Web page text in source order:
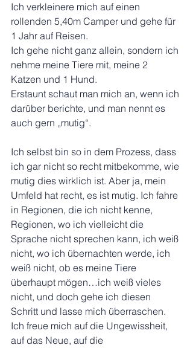
Ich verkleinere mich auf einen
rollenden 5,40m Camper und gehe für
1 Jahr auf Reisen.
Ich gehe nicht ganz allein, sondern ich
nehme meine Tiere mit, meine 2
Katzen und 1 Hund.
Erstaunt schaut man mich an, wenn ich
darüber berichte, und man nennt es
auch gern „mutig“.
Ich selbst bin so in dem Prozess, dass
ich gar nicht so recht mitbekomme, wie
mutig dies wirklich ist. Aber ja, mein
Umfeld hat recht, es ist mutig. Ich fahre
in Regionen, die ich nicht kenne,
Regionen, wo ich vielleicht die
Sprache nicht sprechen kann, ich weiß
nicht, wo ich übernachten werde, ich
weiß nicht, ob es meine Tiere
überhaupt mögen…ich weiß vieles
nicht, und doch gehe ich diesen
Schritt und lasse mich überraschen.
Ich freue mich auf die Ungewissheit,
auf das Neue, auf die